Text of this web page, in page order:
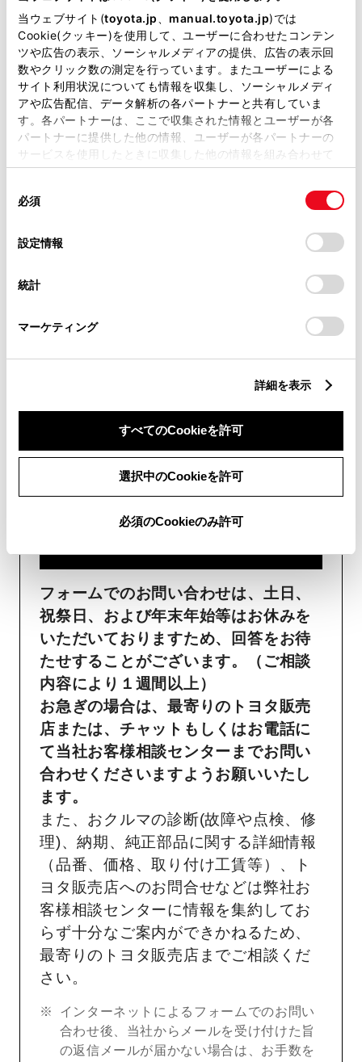
当ウェブサイト(toyota.jp manual.toyota.jp)では
Cookie(クッキー)を使用して、ユーザーに合わせたコンテン
ツや広告の表示、ソーシャルメディアの提供、広告の表示回
数やクリック数の測定を行っています。またユーザーによる
サイト利用状況についても情報を収集し、ソーシャルメディ
アや広告配信、データ解析の各パートナーと共有していま
す。各パートナーは、ここで収集された情報とユーザーが各
パートナーに提供した他の情報、ユーザーが各パートナーの
サービスを使用したときに収集した他の情報を組み合わせて
使用することがあります。当ウェブサイトの使用を続行する
デバイスにすべてのCookie(クッキー)が保存されることに同
意したことになります。Cookie(クッキー)のオプトアウト、
設定の変更、同意を撤回したりするにあたっては、当社の
「Cookie（クッキー）情報の取り扱いについて
」をご覧くだ
必須
設定情報
統計
マーケティング
詳細を表示
すべてのCookieを許可
選択中のCookieを許可
必須のCookieのみ許可
チャットでお問い合わせ
受付：10:00～18:00
（長期連休などの当社指定日を除く）
い。
チャットでのお問い合わせはお待たせ
受付：24時間受付
ご購入・ご利用中のおクル
マ・その他のお問い合わせ・
フォームでのお問い合わせは、土日、
祝祭日、および年末年始等はお休みを
いただいておりますため、回答をお待
たせすることがございます。（ご相談
内容により１週間以上）
お急ぎの場合は、最寄りのトヨタ販売
店または、チャットもしくはお電話に
て当社お客様相談センターまでお問い
合わせくださいますようお願いいたし
ます。
また、おクルマの診断(故障や点検、修
理)、納期、純正部品に関する詳細情報
（品番、価格、取り付け工賃等）、ト
ヨタ販売店へのお問合せなどは弊社お
客様相談センターに情報を集約してお
らず十分なご案内ができかねるため、
最寄りのトヨタ販売店までご相談くだ
さい。
インターネットによるフォームでのお問い
合わせ後、当社からメールを受け付けた旨
の返信メールが届かない場合は、お手数を